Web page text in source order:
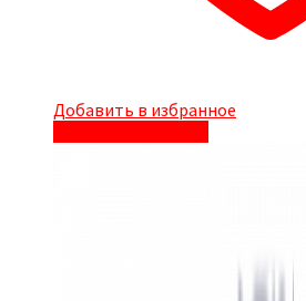
Добавить в избранное